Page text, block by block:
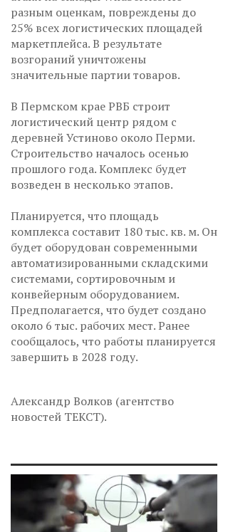
разным оценкам, повреждены до
25% всех логистических площадей
маркетплейса. В результате
возгораний уничтожены
значительные партии товаров.
В Пермском крае РВБ строит
логистический центр рядом с
деревней Устиново около Перми.
Строительство началось осенью
прошлого года. Комплекс будет
возведен в несколько этапов.
Планируется, что площадь
комплекса составит 180 тыс. кв. м. Он
будет оборудован современными
автоматизированными складскими
системами, сортировочным и
конвейерным оборудованием.
Предполагается, что будет создано
около 6 тыс. рабочих мест. Ранее
сообщалось, что работы планируется
завершить в 2028 году.
Александр Волков (агентство
новостей ТЕКСТ).